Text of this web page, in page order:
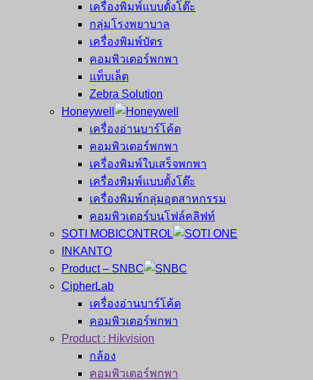
เครื่องพิมพ์แบบตั้งโต๊ะ
กลุ่มโรงพยาบาล
เครื่องพิมพ์บัตร
คอมพิวเตอร์พกพา
แท็บเล็ต
Zebra Solution
Honeywell
เครื่องอ่านบาร์โค้ด
คอมพิวเตอร์พกพา
เครื่องพิมพ์ใบเสร็จพกพา
เครื่องพิมพ์แบบตั้งโต๊ะ
เครื่องพิมพ์กลุ่มอุตสาหกรรม
คอมพิวเตอร์บนโฟล์คลิฟท์
SOTI MOBICONTROL
INKANTO
Product – SNBC
CipherLab
เครื่องอ่านบาร์โค้ด
คอมพิวเตอร์พกพา
Product : Hikvision
กล้อง
คอมพิวเตอร์พกพา